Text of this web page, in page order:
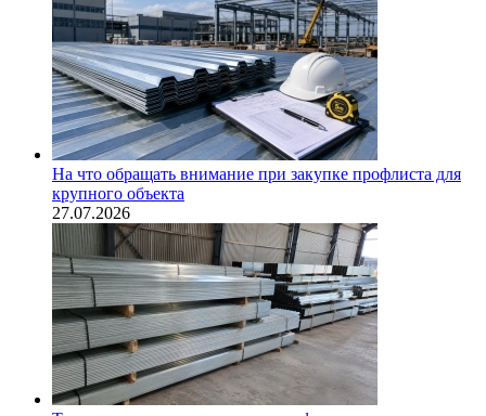
На что обращать внимание при закупке профлиста для
крупного объекта
27.07.2026